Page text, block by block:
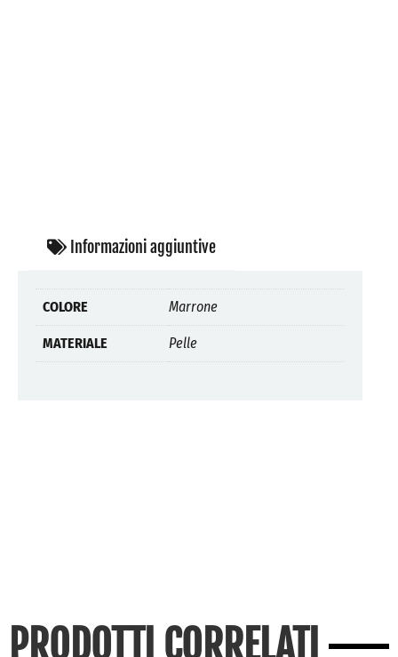
Informazioni aggiuntive
COLORE Marrone
MATERIALE Pelle
PRODOTTI CORRELATI